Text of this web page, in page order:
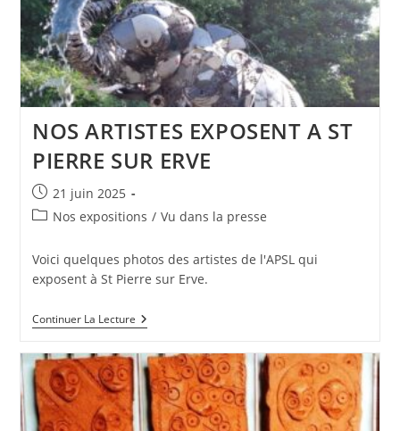
NOS ARTISTES EXPOSENT A ST
PIERRE SUR ERVE
Publication
publiée :
21 juin 2025
PostNos expositions / Vu dans la presse
Voici quelques photos des artistes de l'APSL qui
exposent à St Pierre sur Erve.
Continuer La LectureNOS
ARTISTES
A
ST
PIERRE
SUR
ERVE